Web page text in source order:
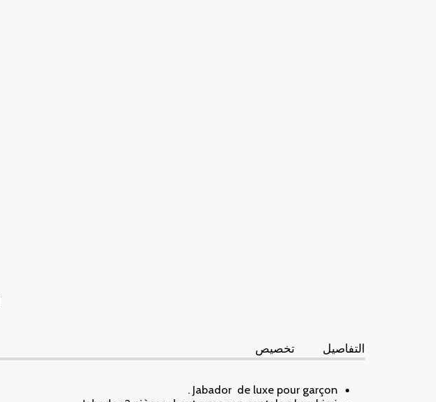
التفاصيل تخصيص
Jabador de luxe pour garçon .